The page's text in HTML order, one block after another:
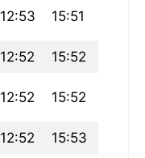
12:53 15:51
12:52 15:52
12:52 15:52
12:52 15:53